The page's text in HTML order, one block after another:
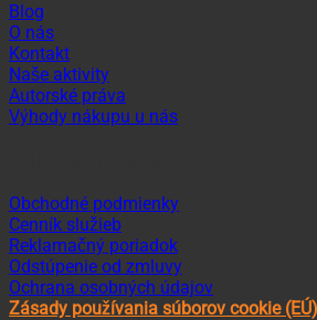
Blog
O nás
Kontakt
Naše aktivity
Autorské práva
Výhody nákupu u nás
Obchodné podmienky
Cenník služieb
Reklamačný poriadok
Odstúpenie od zmluvy
Ochrana osobných údajov
Zásady používania súborov cookie (EÚ)